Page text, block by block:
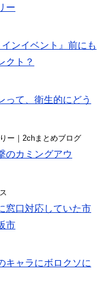
ー
ンイベント』前にも
クト？
って、衛生的にどう
ー｜2chまとめブログ
のカミングアウ
窓口対応していた市
市
キャラにボロクソに